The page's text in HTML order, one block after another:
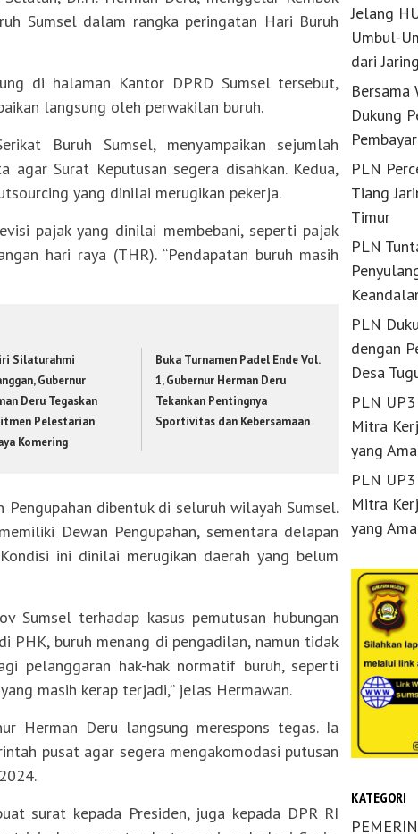
Sumsel dalam rangka peringatan Hari Buruh
di halaman Kantor DPRD Sumsel tersebut,
langsung oleh perwakilan buruh.
Buruh Sumsel, menyampaikan sejumlah
agar Surat Keputusan segera disahkan. Kedua,
yang dinilai merugikan pekerja.
pajak yang dinilai membebani, seperti pajak
hari raya (THR). “Pendapatan buruh masih
Silaturahmi
Gubernur
Deru Tegaskan
Pelestarian
Komering
Buka Turnamen Padel Ende Vol.
1, Gubernur Herman Deru
Tekankan Pentingnya
Sportivitas dan Kebersamaan
dibentuk di seluruh wilayah Sumsel.
Dewan Pengupahan, sementara delapan
ini dinilai merugikan daerah yang belum
Sumsel terhadap kasus pemutusan hubungan
PHK, buruh menang di pengadilan, namun tidak
pelanggaran hak-hak normatif buruh, seperti
masih kerap terjadi,” jelas Hermawan.
Herman Deru langsung merespons tegas. Ia
pusat agar segera mengakomodasi putusan
surat kepada Presiden, juga kepada DPR RI
Jelang
Umbul-
dari
Bersama
Dukung
PLN
Tiang
Timur
PLN
PLN
dengan
Desa
PLN
Mitra
yang
PLN
Mitra
yang
KATEGORI